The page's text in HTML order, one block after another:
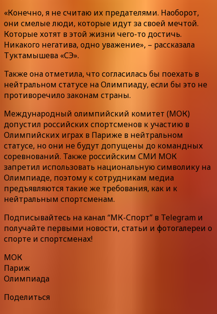
«Конечно, я не считаю их предателями. Наоборот,
они смелые люди, которые идут за своей мечтой.
Которые хотят в этой жизни чего-то достичь.
Никакого негатива, одно уважение», – рассказала
Туктамышева «СЭ».
Также она отметила, что согласилась бы поехать в
нейтральном статусе на Олимпиаду, если бы это не
противоречило законам страны.
Международный олимпийский комитет (МОК)
допустил российских спортсменов к участию в
Олимпийских играх в Париже в нейтральном
статусе, но они не будут допущены до командных
соревнований. Также российским СМИ МОК
запретил использовать национальную символику на
Олимпиаде, поэтому к сотрудникам медиа
предъявляются такие же требования, как и к
нейтральным спортсменам.
Подписывайтесь на канал “МК-Спорт” в Telegram и
получайте первыми новости, статьи и фотогалереи о
спорте и спортсменах!
МОК
Париж
Олимпиада
Поделиться